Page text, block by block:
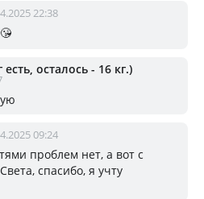
22:38
осталось - 16 кг.)
09:24
проблем нет, а вот с
спасибо, я учту